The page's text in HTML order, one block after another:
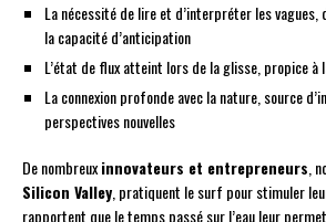
La nécessité de lire et d’interpréter les vagues,
la capacité d’anticipation
L’état de flux atteint lors de la glisse, propice à
La connexion profonde avec la nature, source
perspectives nouvelles
De nombreuxinnovateurs et entrepreneurs,
Silicon Valley, pratiquent le surf pour stimuler
rapportent que le temps passé sur l’eau leur